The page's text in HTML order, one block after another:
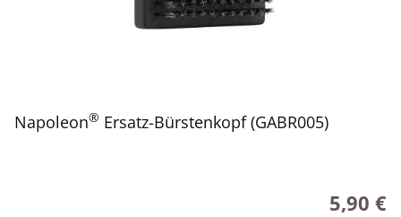
Napoleon® Ersatz-Bürstenkopf (GABR005)
5,90 €